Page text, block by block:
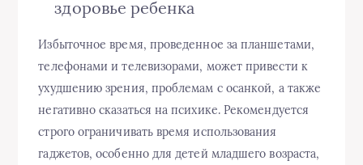
здоровье ребенка
Избыточное время, проведенное за планшетами,
телефонами и телевизорами, может привести к
ухудшению зрения, проблемам с осанкой, а также
негативно сказаться на психике. Рекомендуется
строго ограничивать время использования
гаджетов, особенно для детей младшего возраста,